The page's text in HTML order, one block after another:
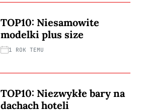
TOP10: Niesamowite
modelki plus size
1 ROK TEMU
TOP10: Niezwykłe bary na
dachach hoteli